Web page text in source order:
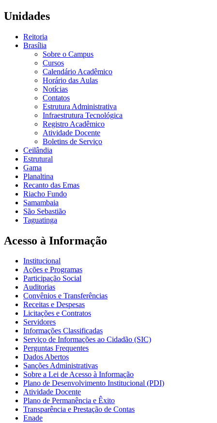
Unidades
Reitoria
Brasília
Sobre o Campus
Cursos
Calendário Acadêmico
Horário das Aulas
Notícias
Contatos
Estrutura Administrativa
Infraestrutura Tecnológica
Registro Acadêmico
Atividade Docente
Boletins de Serviço
Ceilândia
Estrutural
Gama
Planaltina
Recanto das Emas
Riacho Fundo
Samambaia
São Sebastião
Taguatinga
Acesso à Informação
Institucional
Ações e Programas
Participação Social
Auditorias
Convênios e Transferências
Receitas e Despesas
Licitações e Contratos
Servidores
Informações Classificadas
Serviço de Informações ao Cidadão (SIC)
Perguntas Frequentes
Dados Abertos
Sanções Administrativas
Sobre a Lei de Acesso à Informação
Plano de Desenvolvimento Institucional (PDI)
Atividade Docente
Plano de Permanência e Êxito
Transparência e Prestação de Contas
Enade